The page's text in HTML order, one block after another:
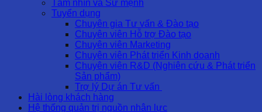
Tầm nhìn và Sứ mệnh
Tuyển dụng
Chuyên gia Tư vấn & Đào tạo
Chuyên viên Hỗ trợ Đào tạo
Chuyên viên Marketing
Chuyên viên Phát triển Kinh doanh
Chuyên viên R&D (Nghiên cứu & Phát triển
Sản phẩm)
Trợ lý Dự án Tư vấn
Hài lòng khách hàng
Hệ thống quản trị nguồn nhân lực